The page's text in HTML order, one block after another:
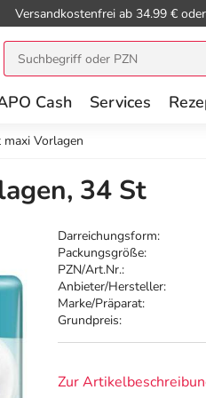
Versandkostenfrei ab 34.99 €
Cash Services
Vorlagen
34 St
Darreichungsform:
Packungsgröße:
PZN/Art.Nr.:
Anbieter/Hersteller:
Marke/Präparat:
Grundpreis:
Zur